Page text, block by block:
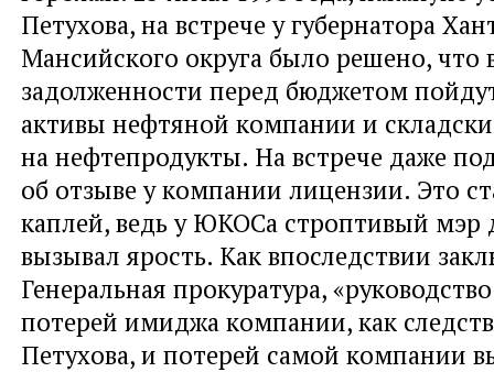
Петухова, на встрече у губернатора
Мансийского округа было решено, что
задолженности перед бюджетом
активы нефтяной компании и
на нефтепродукты. На встрече даже
об отзыве у компании лицензии. Это
каплей, ведь у ЮКОСа строптивый мэр
вызывал ярость. Как впоследствии
Генеральная прокуратура,
потерей имиджа компании, как
Петухова, и потерей самой компании